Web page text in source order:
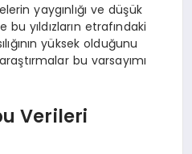
yaygınlığı ve düşük
bu yıldızların etrafındaki
yüksek olduğunu
bu varsayımı
Verileri